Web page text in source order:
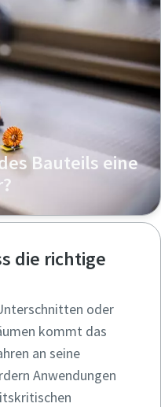
Bauteils eine
die richtige
oder
kommt das
an seine
Anwendungen